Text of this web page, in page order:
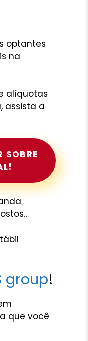
optantes
na
alíquotas
assista a
SOBRE
group!
que você